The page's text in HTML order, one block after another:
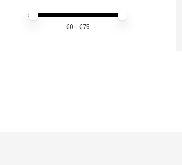
Minimale prijswaarde
Price maximum value
€0 - €75